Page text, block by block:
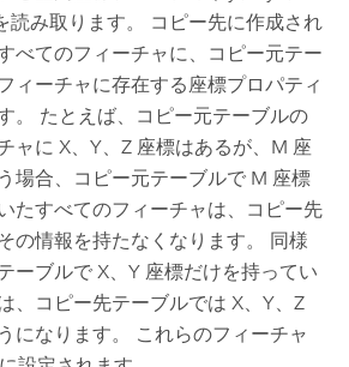
読み取ります。 コピー先に作成され
べてのフィーチャに、コピー元テー
ィーチャに存在する座標プロパティ
。 たとえば、コピー元テーブルの
ャに X、Y、Z 座標はあるが、M 座
場合、コピー元テーブルで M 座標
たすべてのフィーチャは、コピー先
の情報を持たなくなります。 同様
ーブルで X、Y 座標だけを持ってい
、コピー先テーブルでは X、Y、Z
になります。 これらのフィーチャ